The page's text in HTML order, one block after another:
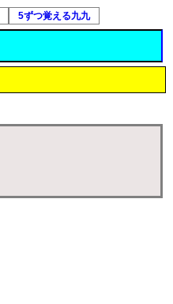
5ずつ覚える九九